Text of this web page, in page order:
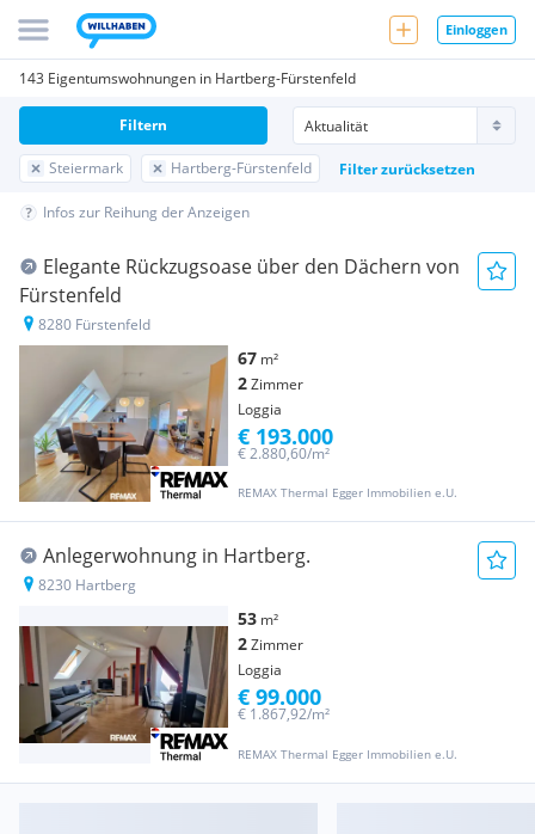
Einloggen
143 Eigentumswohnungen in Hartberg-Fürstenfeld
Steiermark Hartberg-Fürstenfeld Filter zurücksetzen
Filtern
Infos zur Reihung der Anzeigen
Elegante Rückzugsoase über den Dächern von
Fürstenfeld
8280 Fürstenfeld
67 m²
2Zimmer
Loggia
REMAX Thermal Egger Immobilien e.U.
€ 2.880,60/m²
€ 193.000
Anlegerwohnung in Hartberg.
8230 Hartberg
53 m²
2Zimmer
Loggia
REMAX Thermal Egger Immobilien e.U.
€ 1.867,92/m²
€ 99.000